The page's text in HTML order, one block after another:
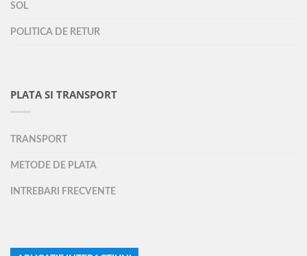
SOL
POLITICA DE RETUR
PLATA SI TRANSPORT
TRANSPORT
METODE DE PLATA
INTREBARI FRECVENTE